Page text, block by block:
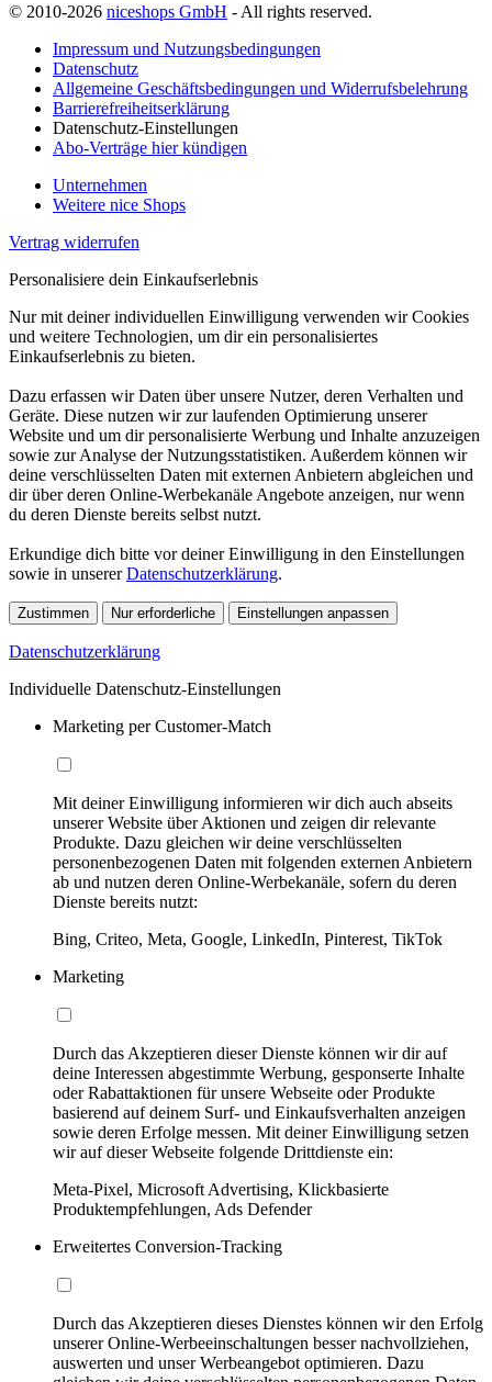
© 2010-2026 niceshops GmbH - All rights reserved.
Impressum und Nutzungsbedingungen
Datenschutz
Allgemeine Geschäftsbedingungen und Widerrufsbelehrung
Barrierefreiheitserklärung
Datenschutz-Einstellungen
Abo-Verträge hier kündigen
Unternehmen
Weitere nice Shops
Vertrag widerrufen
Personalisiere dein Einkaufserlebnis
Nur mit deiner individuellen Einwilligung verwenden wir Cookies
und weitere Technologien, um dir ein personalisiertes
Einkaufserlebnis zu bieten.
Dazu erfassen wir Daten über unsere Nutzer, deren Verhalten und
Geräte. Diese nutzen wir zur laufenden Optimierung unserer
Website und um dir personalisierte Werbung und Inhalte anzuzeigen
sowie zur Analyse der Nutzungsstatistiken. Außerdem können wir
deine verschlüsselten Daten mit externen Anbietern abgleichen und
dir über deren Online-Werbekanäle Angebote anzeigen, nur wenn
du deren Dienste bereits selbst nutzt.
Erkundige dich bitte vor deiner Einwilligung in den Einstellungen
sowie in unsererDatenschutzerklärung.
Zustimmen Nur erforderliche Einstellungen anpassen
Datenschutzerklärung
Individuelle Datenschutz-Einstellungen
Marketing per Customer-Match
Mit deiner Einwilligung informieren wir dich auch abseits
unserer Website über Aktionen und zeigen dir relevante
Produkte. Dazu gleichen wir deine verschlüsselten
personenbezogenen Daten mit folgenden externen Anbietern
ab und nutzen deren Online-Werbekanäle, sofern du deren
Dienste bereits nutzt:
Bing, Criteo, Meta, Google, LinkedIn, Pinterest, TikTok
Marketing
Durch das Akzeptieren dieser Dienste können wir dir auf
deine Interessen abgestimmte Werbung, gesponserte Inhalte
oder Rabattaktionen für unsere Webseite oder Produkte
basierend auf deinem Surf- und Einkaufsverhalten anzeigen
sowie deren Erfolge messen. Mit deiner Einwilligung setzen
wir auf dieser Webseite folgende Drittdienste ein:
Meta-Pixel, Microsoft Advertising, Klickbasierte
Produktempfehlungen, Ads Defender
Erweitertes Conversion-Tracking
Durch das Akzeptieren dieses Dienstes können wir den Erfolg
unserer Online-Werbeeinschaltungen besser nachvollziehen,
auswerten und unser Werbeangebot optimieren. Dazu